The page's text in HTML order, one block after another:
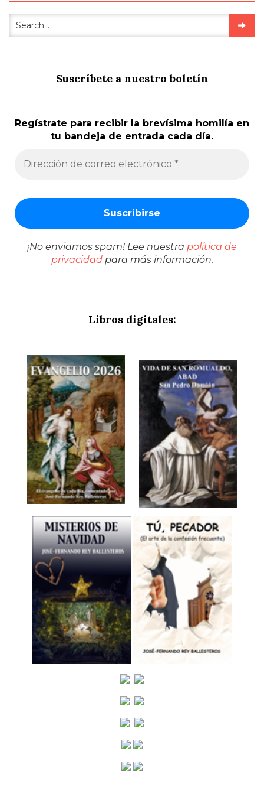
Suscríbete a nuestro boletín
Regístrate para recibir la brevísima homilía en
tu bandeja de entrada cada día.
¡No enviamos spam! Lee nuestra política de
privacidadpara más información.
Libros digitales: